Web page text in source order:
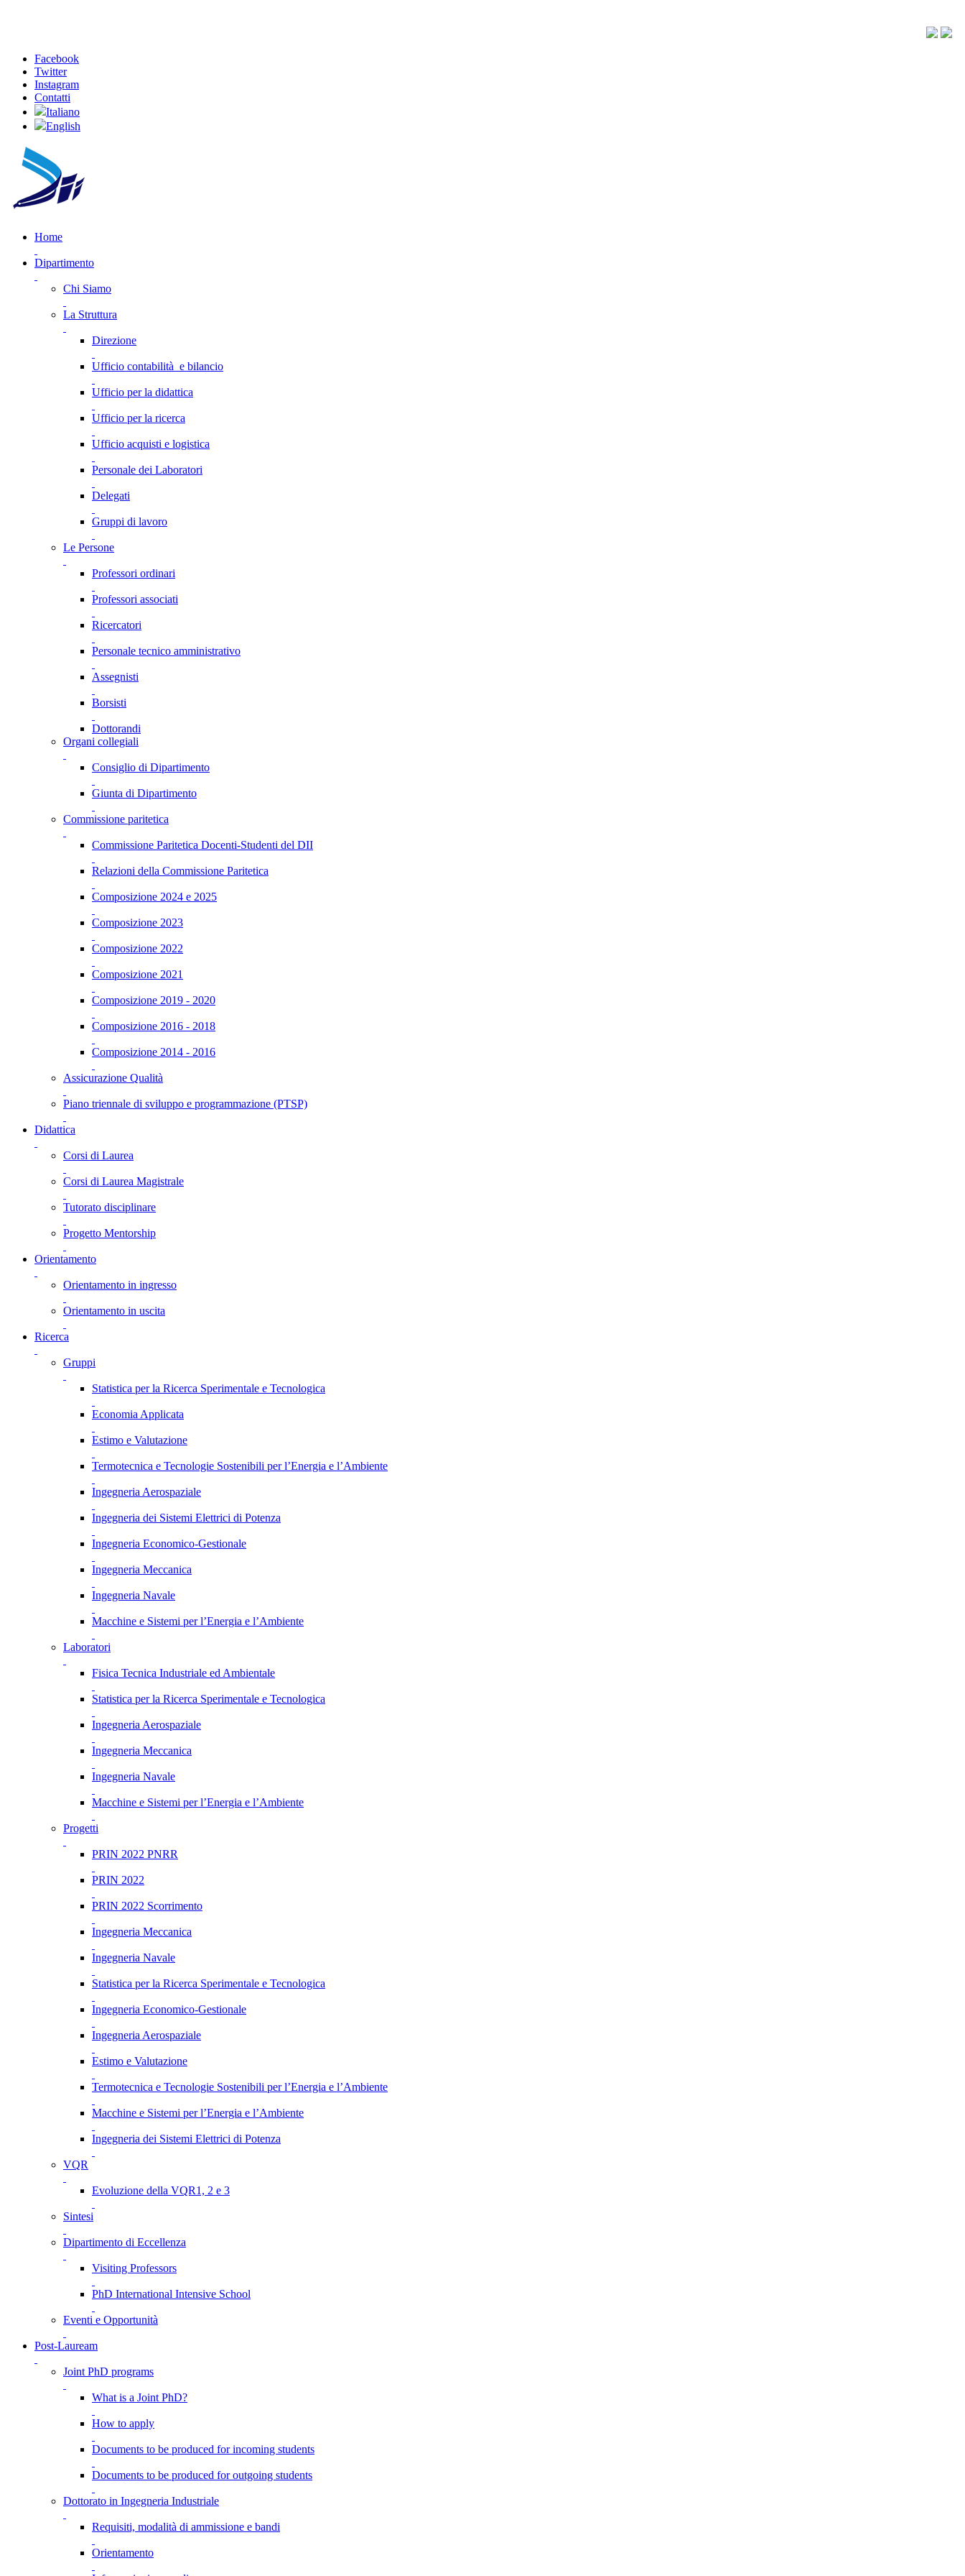
Facebook
Twitter
Instagram
Contatti
Italiano
English
Home
Dipartimento
Chi Siamo
La Struttura
Direzione
Ufficio contabilità e bilancio
Ufficio per la didattica
Ufficio per la ricerca
Ufficio acquisti e logistica
Personale dei Laboratori
Delegati
Gruppi di lavoro
Le Persone
Professori ordinari
Professori associati
Ricercatori
Personale tecnico amministrativo
Assegnisti
Borsisti
Dottorandi
Organi collegiali
Consiglio di Dipartimento
Giunta di Dipartimento
Commissione paritetica
Commissione Paritetica Docenti-Studenti del DII
Relazioni della Commissione Paritetica
Composizione 2024 e 2025
Composizione 2023
Composizione 2022
Composizione 2021
Composizione 2019 - 2020
Composizione 2016 - 2018
Composizione 2014 - 2016
Assicurazione Qualità
Piano triennale di sviluppo e programmazione (PTSP)
Didattica
Corsi di Laurea
Corsi di Laurea Magistrale
Tutorato disciplinare
Progetto Mentorship
Orientamento
Orientamento in ingresso
Orientamento in uscita
Ricerca
Gruppi
Statistica per la Ricerca Sperimentale e Tecnologica
Economia Applicata
Estimo e Valutazione
Termotecnica e Tecnologie Sostenibili per l’Energia e l’Ambiente
Ingegneria Aerospaziale
Ingegneria dei Sistemi Elettrici di Potenza
Ingegneria Economico-Gestionale
Ingegneria Meccanica
Ingegneria Navale
Macchine e Sistemi per l’Energia e l’Ambiente
Laboratori
Fisica Tecnica Industriale ed Ambientale
Statistica per la Ricerca Sperimentale e Tecnologica
Ingegneria Aerospaziale
Ingegneria Meccanica
Ingegneria Navale
Macchine e Sistemi per l’Energia e l’Ambiente
Progetti
PRIN 2022 PNRR
PRIN 2022
PRIN 2022 Scorrimento
Ingegneria Meccanica
Ingegneria Navale
Statistica per la Ricerca Sperimentale e Tecnologica
Ingegneria Economico-Gestionale
Ingegneria Aerospaziale
Estimo e Valutazione
Termotecnica e Tecnologie Sostenibili per l’Energia e l’Ambiente
Macchine e Sistemi per l’Energia e l’Ambiente
Ingegneria dei Sistemi Elettrici di Potenza
VQR
Evoluzione della VQR1, 2 e 3
Sintesi
Dipartimento di Eccellenza
Visiting Professors
PhD International Intensive School
Eventi e Opportunità
Post-Lauream
Joint PhD programs
What is a Joint PhD?
How to apply
Documents to be produced for incoming students
Documents to be produced for outgoing students
Dottorato in Ingegneria Industriale
Requisiti, modalità di ammissione e bandi
Orientamento